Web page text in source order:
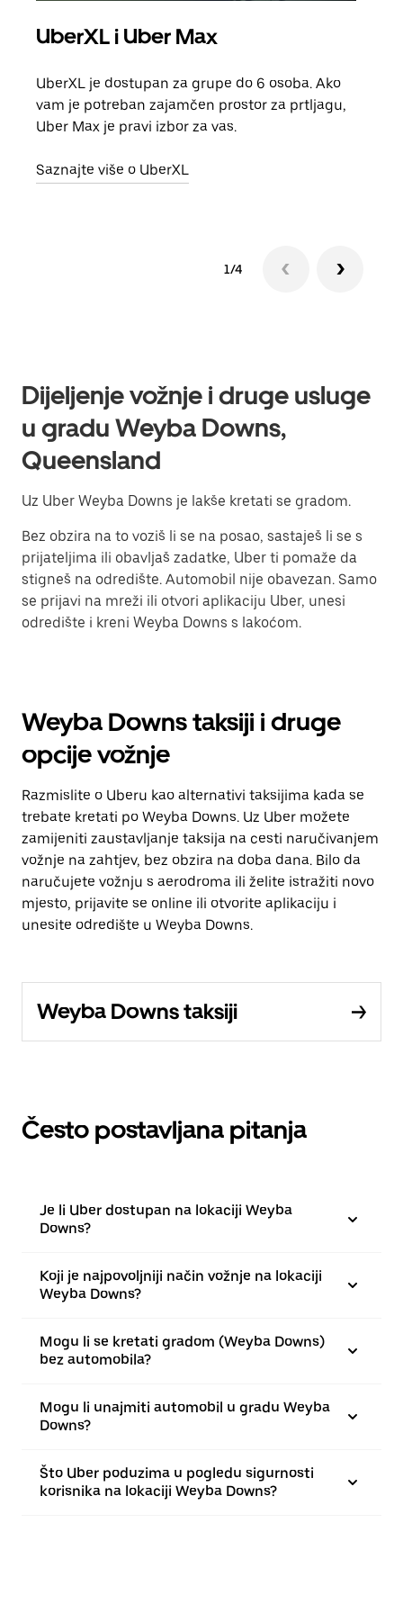
UberXL i Uber Max
UberXL je dostupan za grupe do 6 osoba. Ako
vam je potreban zajamčen prostor za prtljagu,
Uber Max je pravi izbor za vas.
Saznajte više o UberXL
1/4
Dijeljenje vožnje i druge usluge
u gradu Weyba Downs,
Queensland
Uz Uber Weyba Downs je lakše kretati se gradom.
Bez obzira na to voziš li se na posao, sastaješ li se s
prijateljima ili obavljaš zadatke, Uber ti pomaže da
stigneš na odredište. Automobil nije obavezan. Samo
se prijavi na mreži ili otvori aplikaciju Uber, unesi
odredište i kreni Weyba Downs s lakoćom.
Weyba Downs taksiji i druge
opcije vožnje
Razmislite o Uberu kao alternativi taksijima kada se
trebate kretati po Weyba Downs. Uz Uber možete
zamijeniti zaustavljanje taksija na cesti naručivanjem
vožnje na zahtjev, bez obzira na doba dana. Bilo da
naručujete vožnju s aerodroma ili želite istražiti novo
mjesto, prijavite se online ili otvorite aplikaciju i
unesite odredište u Weyba Downs.
Weyba Downs taksiji
Često postavljana pitanja
Je li Uber dostupan na lokaciji Weyba
Downs?
Koji je najpovoljniji način vožnje na lokaciji
Weyba Downs?
Mogu li se kretati gradom (Weyba Downs)
bez automobila?
Mogu li unajmiti automobil u gradu Weyba
Downs?
Što Uber poduzima u pogledu sigurnosti
korisnika na lokaciji Weyba Downs?